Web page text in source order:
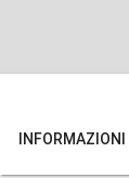
INFORMAZIONI